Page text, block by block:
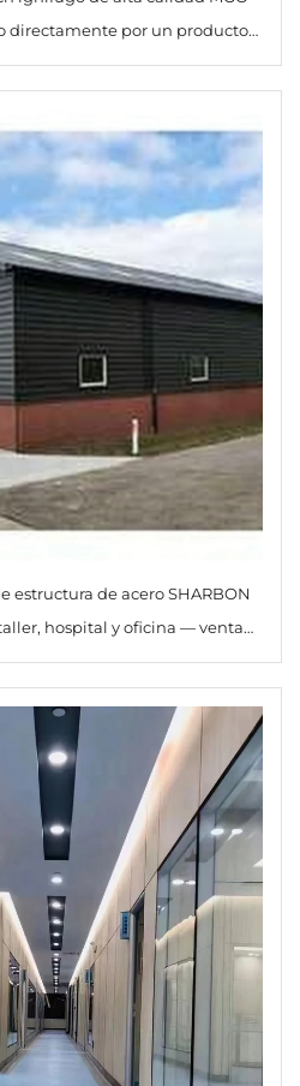
directamente por un productor
de paneles MGO
estructura de acero SHARBON
hospital y oficina — venta
desde fábrica